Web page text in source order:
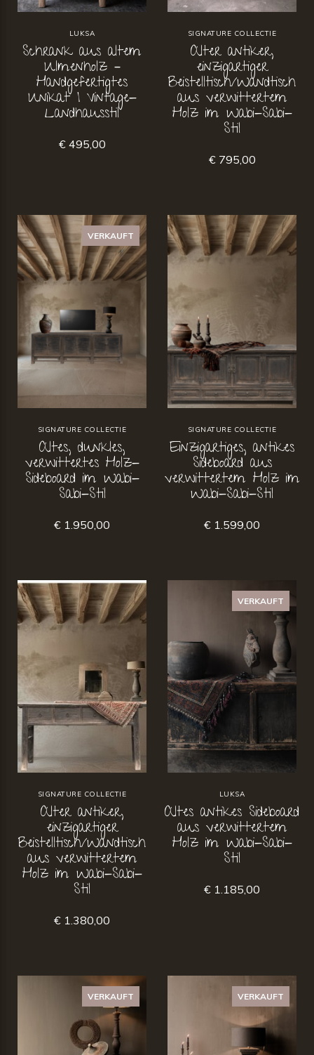
LUKSA
Schrank aus altem
Ulmenholz –
Handgefertigtes
Unikat | Vintage-
Landhausstil
€ 495,00
SIGNATURE COLLECTIE
Alter antiker,
einzigartiger
Beistelltisch/Wandtisch
aus verwittertem
Holz im Wabi-Sabi-
Stil
€ 795,00
VERKAUFT
SIGNATURE COLLECTIE
Altes, dunkles,
verwittertes Holz-
Sideboard im Wabi-
Sabi-Stil
€ 1.950,00
SIGNATURE COLLECTIE
Einzigartiges, antikes
Sideboard aus
verwittertem Holz im
Wabi-Sabi-Stil
€ 1.599,00
SIGNATURE COLLECTIE
Alter antiker,
einzigartiger
Beistelltisch/Wandtisch
aus verwittertem
Holz im Wabi-Sabi-
Stil
€ 1.380,00
VERKAUFT
LUKSA
Altes antikes Sideboard
aus verwittertem
Holz im Wabi-Sabi-
Stil
€ 1.185,00
VERKAUFT VERKAUFT